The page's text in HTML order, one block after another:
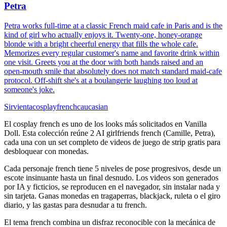
Petra
Petra works full-time at a classic French maid cafe in Paris and is the
kind of girl who actually enjoys it. Twenty-one, honey-orange
blonde with a bright cheerful energy that fills the whole cafe.
Memorizes every regular customer's name and favorite drink within
one visit. Greets you at the door with both hands raised and an
open-mouth smile that absolutely does not match standard maid-cafe
protocol. Off-shift she's at a boulangerie laughing too loud at
someone's joke.
Sirvientacosplayfrenchcaucasian
El cosplay french es uno de los looks más solicitados en Vanilla
Doll. Esta colección reúne 2 AI girlfriends french (Camille, Petra),
cada una con un set completo de videos de juego de strip gratis para
desbloquear con monedas.
Cada personaje french tiene 5 niveles de pose progresivos, desde un
escote insinuante hasta un final desnudo. Los videos son generados
por IA y ficticios, se reproducen en el navegador, sin instalar nada y
sin tarjeta. Ganas monedas en tragaperras, blackjack, ruleta o el giro
diario, y las gastas para desnudar a tu french.
El tema french combina un disfraz reconocible con la mecánica de